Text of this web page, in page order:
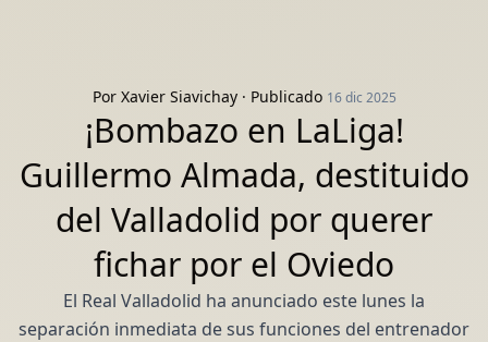
Por Xavier Siavichay· Publicado 16 dic 2025
¡Bombazo en LaLiga!
Guillermo Almada, destituido
del Valladolid por querer
fichar por el Oviedo
El Real Valladolid ha anunciado este lunes la
separación inmediata de sus funciones del entrenador